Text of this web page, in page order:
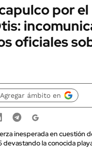
por el
oficiales
ámbito en
inesperada en cuestión
devastando la conocida